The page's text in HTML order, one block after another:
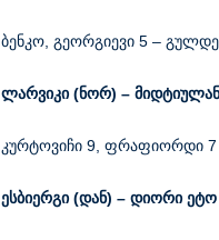
ბენკო, გეორგიევი 5 –
ლარვიკი (ნორ) –
კურტოვიჩი 9, ფრაფიორდი 7
ესბიერგი (დან) – დიორი ეტო